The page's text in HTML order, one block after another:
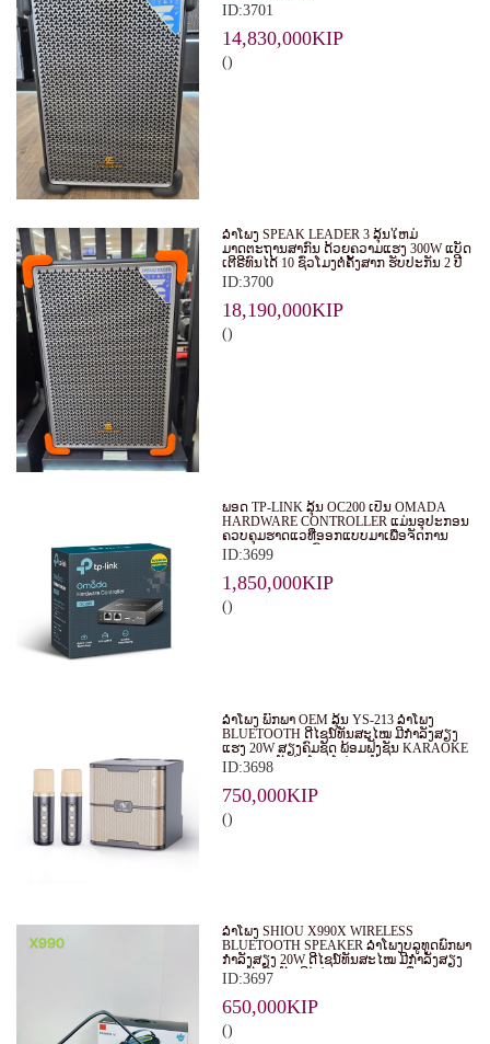
ID:3701
14,830,000KIP
()
ລໍາໂພງ SPEAK LEADER 3 ລຸ້ນໃຫມ່
ມາດຕະຖານສາກົນ ດ້ວຍຄວາມແຮງ 300W ແບັດ
ເຕີຣີທົນໄດ້ 10 ຊົ່ວໂມງຕໍ່ຄັ້ງສາກ ຮັບປະກັນ 2 ປີ
ID:3700
18,190,000KIP
()
ພອດ TP-LINK ລຸ້ນ OC200 ເປັນ OMADA
HARDWARE CONTROLLER ແມ່ນອຸປະກອນ
ຄວບຄຸມຮາດແວທີ່ອອກແບບມາເພື່ອຈັດການ
ແລະ ຄວບຄຸມລະບົບ WI-FI ຂອງ OMADA
EAPS ໃນຮູບແບບສູນກາງ. ເໝາະສຳລັບ
ທຸລະກິດ, ຮ້ານອາຫານ, ໂຮງແຮມ ແລະ ອົງການ
ຕ່າງໆ.
ID:3699
1,850,000KIP
()
ລຳໂພງ ພົກພາ OEM ລຸ້ນ YS-213 ລຳໂພງ
BLUETOOTH ດີໄຊນ໌ທັນສະໄໝ ມີກຳລັງສຽງ
ແຮງ 20W ສຽງຄົມຊັດ ພ້ອມຟັງຊັນ KARAOKE
ແລະ ຮອງຮັບໄມໂຄຣໂຟນ 2 ອັນ
ID:3698
750,000KIP
()
ລຳໂພງ SHIOU X990X WIRELESS
BLUETOOTH SPEAKER ລຳໂພງບລູທູດພົກພາ
ກຳລັງສຽງ 20W ດີໄຊນ໌ທັນສະໄໝ ມີກຳລັງສຽງ
ແຮງດັງຄົມຊັດ ມີໄຟ RGB LIGHT ເພີ່ມ
ບັນຍາກາດໃນທຸກງານ
ID:3697
650,000KIP
()